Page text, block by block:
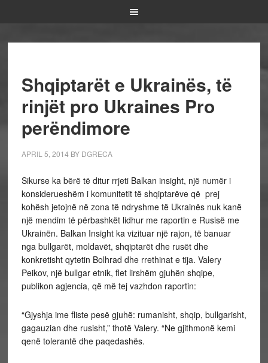
Shqiptarët e Ukrainës, të
rinjët pro Ukraines Pro
perëndimore
APRIL 5, 2014 BY DGRECA
Sikurse ka bërë të ditur rrjeti Balkan insight, një numër i
konsiderueshëm i komunitetit të shqiptarëve që prej
kohësh jetojnë në zona të ndryshme të Ukrainës nuk kanë
një mendim të përbashkët lidhur me raportin e Rusisë me
Ukrainën. Balkan Insight ka vizituar një rajon, të banuar
nga bullgarët, moldavët, shqiptarët dhe rusët dhe
konkretisht qytetin Bolhrad dhe rrethinat e tija. Valery
Peikov, një bullgar etnik, flet lirshëm gjuhën shqipe,
publikon agjencia, që më tej vazhdon raportin:
“Gjyshja ime fliste pesë gjuhë: rumanisht, shqip, bullgarisht,
gagauzian dhe rusisht,” thotë Valery. “Ne gjithmonë kemi
qenë tolerantë dhe paqedashës.